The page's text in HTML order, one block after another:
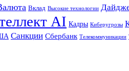
Вклад Высокие технологии
AI Кадры Киберугрозы
Санкции Сбербанк Телекоммуникации